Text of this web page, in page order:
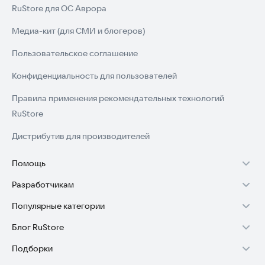
RuStore для ОС Аврора
Медиа-кит (для СМИ и блогеров)
Пользовательское соглашение
Конфиденциальность для пользователей
Правила применения рекомендательных технологий
RuStore
Дистрибутив для производителей
Помощь
Установка RuStore на TV
Установка RuStore на телефон
Установка RuStore в машину
Помощь пользователям RuStore
Разработчикам
Зарабатывать с RuStore
Стать разработчиком
Доступ к RuStore Консоль
Популярные категории
Игры для Android
Приложения банков
Блог RuStore
Обзоры игр для Android 2025
Подборки